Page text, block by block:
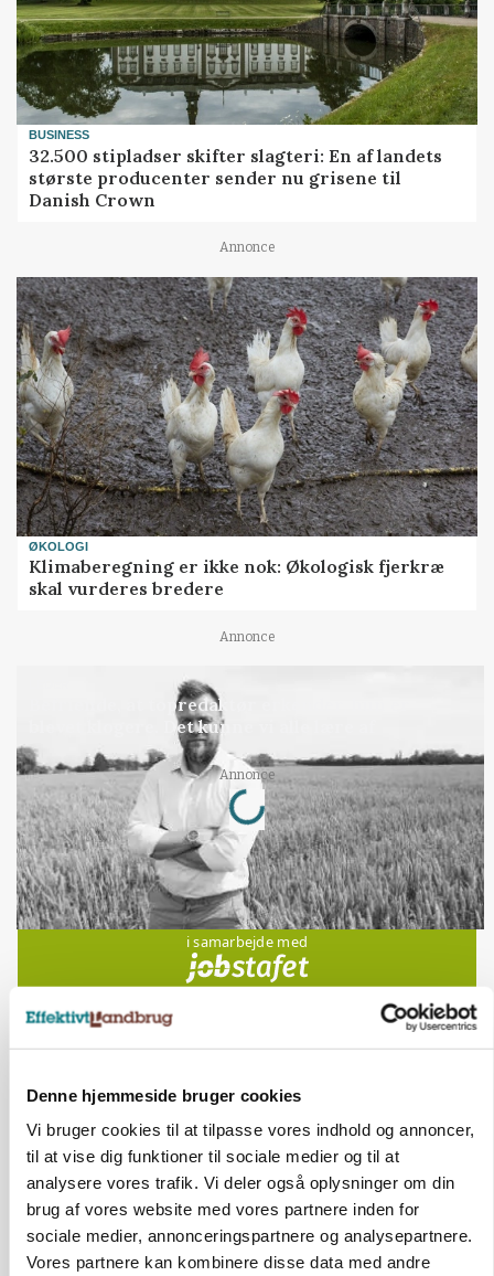
Denne hjemmeside bruger cookies
Vi bruger cookies til at tilpasse vores indhold og annoncer,
til at vise dig funktioner til sociale medier og til at
analysere vores trafik. Vi deler også oplysninger om din
brug af vores website med vores partnere inden for
sociale medier, annonceringspartnere og analysepartnere.
Vores partnere kan kombinere disse data med andre
BUSINESS
32.500 stipladser skifter slagteri: En af landets
største producenter sender nu grisene til
Danish Crown
Annonce
ØKOLOGI
Klimaberegning er ikke nok: Økologisk fjerkræ
skal vurderes bredere
Annonce
Befriende, at topredaktør erkender, hun er
blevet klogere. Det kunne vi alle lære af
Annonce
Loading...
Jobs
i samarbejde med
Opret agent
Elevplads tilbydes ved Ringkøbing /
Trainee placement Ringkøbing
Grise
6950, Ringkøbing 06. aug.